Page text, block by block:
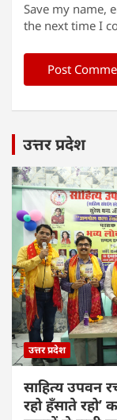
Save my name,
the next time I
उत्तर प्रदेश
उत्तर प्रदेश
साहित्य उपवन
रहो हॅंसाते